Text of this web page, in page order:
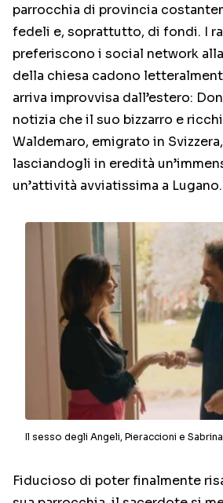
parrocchia di provincia
fedeli e, soprattutto, di fondi. I
preferiscono i social network
della chiesa cadono
arriva improvvisa dall’estero:
notizia che il suo bizzarro e
Waldemaro, emigrato in
lasciandogli in eredità
un’attività avviatissima a Lugano.
Il sesso degli Angeli, Pieraccioni e
Fiducioso di poter finalmente